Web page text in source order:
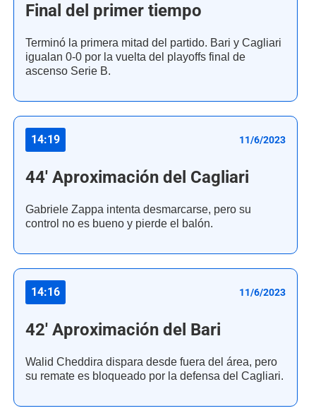
Final del primer tiempo
Terminó la primera mitad del partido. Bari y Cagliari
igualan 0-0 por la vuelta del playoffs final de
ascenso Serie B.
14:19 11/6/2023
44' Aproximación del Cagliari
Gabriele Zappa intenta desmarcarse, pero su
control no es bueno y pierde el balón.
14:16 11/6/2023
42' Aproximación del Bari
Walid Cheddira dispara desde fuera del área, pero
su remate es bloqueado por la defensa del Cagliari.